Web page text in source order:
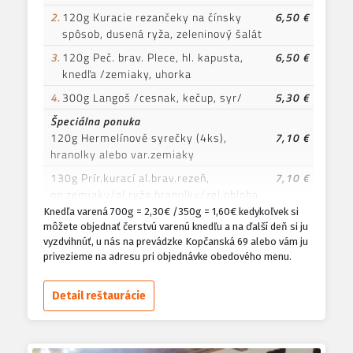
2. 120g Kuracie rezančeky na čínsky
spôsob, dusená ryža, zeleninový šalát
6,50 €
3. 120g Peč. brav. Plece, hl. kapusta,
knedľa /zemiaky, uhorka
6,50 €
4. 300g Langoš /cesnak, kečup, syr/
5,30 €
Špeciálna ponuka
120g Hermelínové syrečky (4ks),
hranolky alebo var.zemiaky
7,10 €
130g Prír.kurací al.brav.rezeň,
op.zemiaky/al.ryža,hranolky/zel.obloha
7,10 €
130g Vypr. br./kurací/, rezeň,var.al.opek.
zemiaky/al. ryža/,zel. Šalát
7,10 €
130g Pl.brav.al.kurací rezeň/
7,10 €
130g Čiernoh.rezeň brav/
Knedľa varená 700g = 2,30€ /350g = 1,60€ kedykoľvek si
môžete objednať čerstvú varenú knedľu a na ďalší deň si ju
vyzdvihnúť, u nás na prevádzke Kopčanská 69 alebo vám ju
privezieme na adresu pri objednávke obedového menu.
Detail reštaurácie